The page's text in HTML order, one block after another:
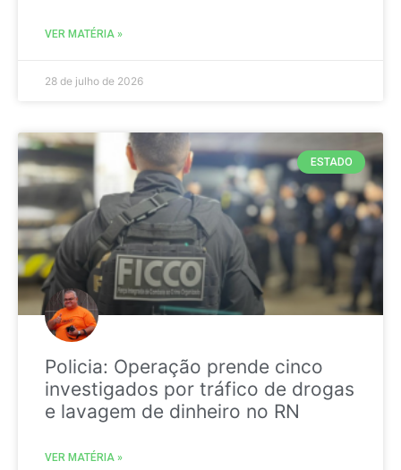
VER MATÉRIA »
28 de julho de 2026
ESTADO
Policia: Operação prende cinco
investigados por tráfico de drogas
e lavagem de dinheiro no RN
VER MATÉRIA »